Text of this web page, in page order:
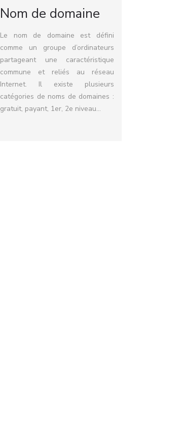
Nom de domaine
Le nom de domaine est défini
comme un groupe d’ordinateurs
partageant une caractéristique
commune et reliés au réseau
Internet. Il existe plusieurs
catégories de noms de domaines :
gratuit, payant, 1er, 2e niveau…